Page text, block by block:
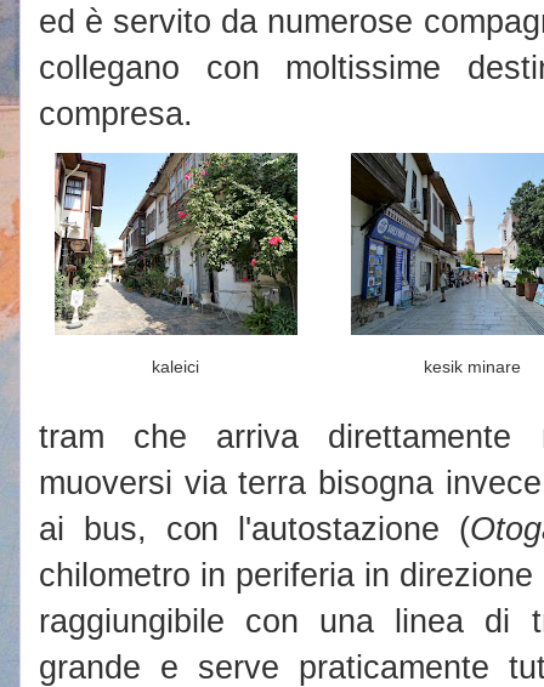
ed è servito da numerose
collegano con moltissime
compresa.
kaleici kesik minare
tram che arriva
muoversi via terra bisogna
ai bus, con l'autostazione (
chilometro in periferia in
raggiungibile con una linea
grande e serve praticamente